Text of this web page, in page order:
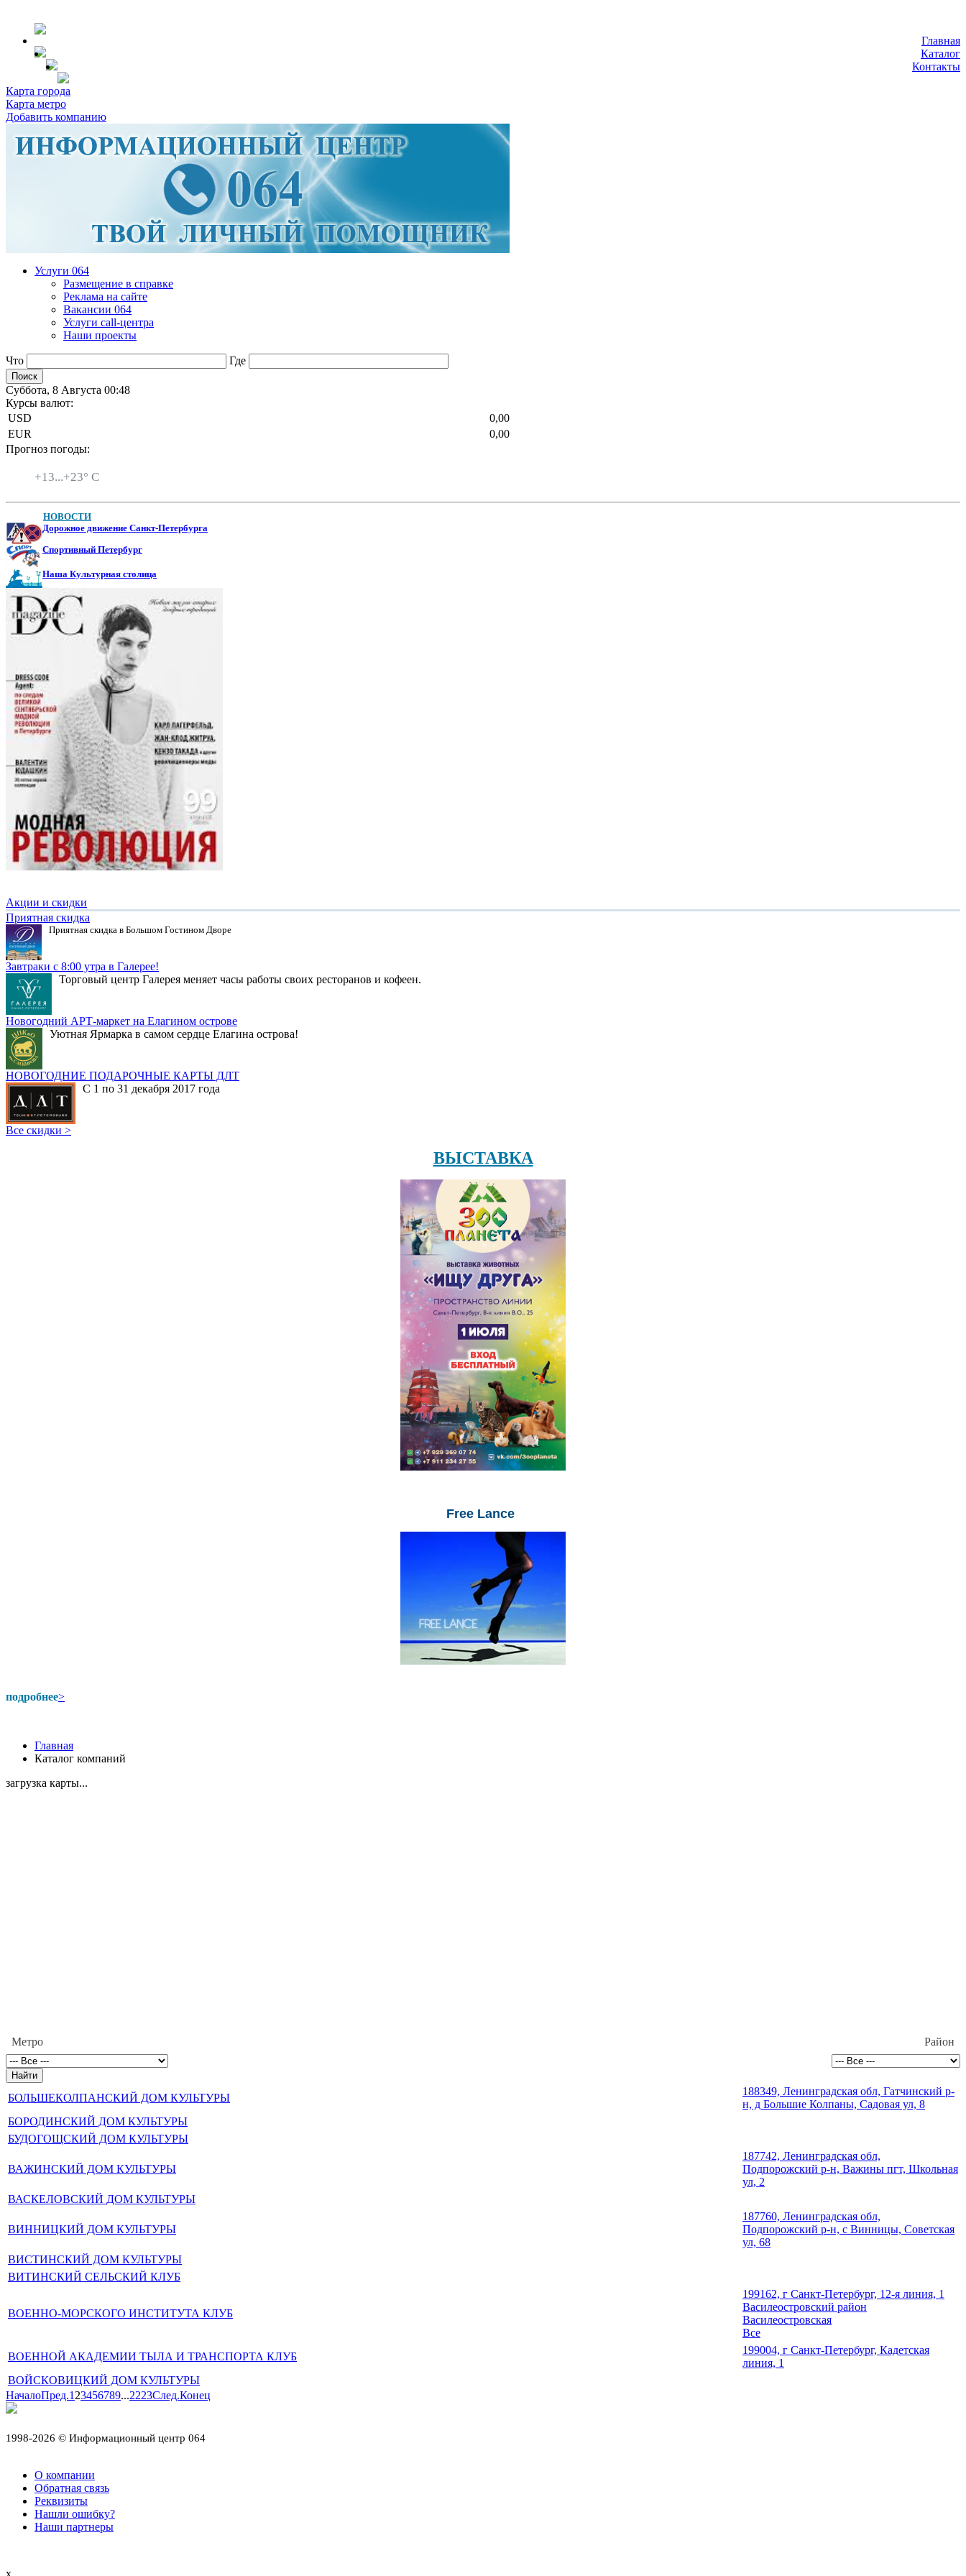
Главная
Каталог
Контакты
Карта города
Карта метро
Добавить компанию
Услуги 064
Размещение в справке
Реклама на сайте
Вакансии 064
Услуги call-центра
Наши проекты
Что Где
Суббота, 8 Августа 00:48
Курсы валют:
USD
0,00
EUR
0,00
Прогноз погоды:
+13...+23° C
НОВОСТИ
Дорожное движение Санкт-Петербурга
Спортивный Петербург
Наша Культурная столица
Акции и скидки
Приятная скидка
Приятная скидка в Большом Гостином Дворе
Завтраки с 8:00 утра в Галерее!
Торговый центр Галерея меняет часы работы своих ресторанов и кофеен.
Новогодний АРТ-маркет на Елагином острове
Уютная Ярмарка в самом сердце Елагина острова!
НОВОГОДНИЕ ПОДАРОЧНЫЕ КАРТЫ ДЛТ
С 1 по 31 декабря 2017 года
Все скидки >
ВЫСТАВКА
Free Lance
подробнее>
Главная
Каталог компаний
загрузка карты...
Метро Район
БОЛЬШЕКОЛПАНСКИЙ ДОМ КУЛЬТУРЫ
188349, Ленинградская обл, Гатчинский р-
н, д Большие Колпаны, Садовая ул, 8
БОРОДИНСКИЙ ДОМ КУЛЬТУРЫ
БУДОГОЩСКИЙ ДОМ КУЛЬТУРЫ
ВАЖИНСКИЙ ДОМ КУЛЬТУРЫ
187742, Ленинградская обл,
Подпорожский р-н, Важины пгт, Школьная
ул, 2
ВАСКЕЛОВСКИЙ ДОМ КУЛЬТУРЫ
ВИННИЦКИЙ ДОМ КУЛЬТУРЫ
187760, Ленинградская обл,
Подпорожский р-н, с Винницы, Советская
ул, 68
ВИСТИНСКИЙ ДОМ КУЛЬТУРЫ
ВИТИНСКИЙ СЕЛЬСКИЙ КЛУБ
ВОЕННО-МОРСКОГО ИНСТИТУТА КЛУБ
199162, г Санкт-Петербург, 12-я линия, 1
Василеостровский район
Василеостровская
Все
ВОЕННОЙ АКАДЕМИИ ТЫЛА И ТРАНСПОРТА КЛУБ
199004, г Санкт-Петербург, Кадетская
линия, 1
ВОЙСКОВИЦКИЙ ДОМ КУЛЬТУРЫ
НачалоПред.1 23456789...2223След.Конец
1998-2026 © Информационный центр 064
О компании
Обратная связь
Реквизиты
Нашли ошибку?
Наши партнеры
x